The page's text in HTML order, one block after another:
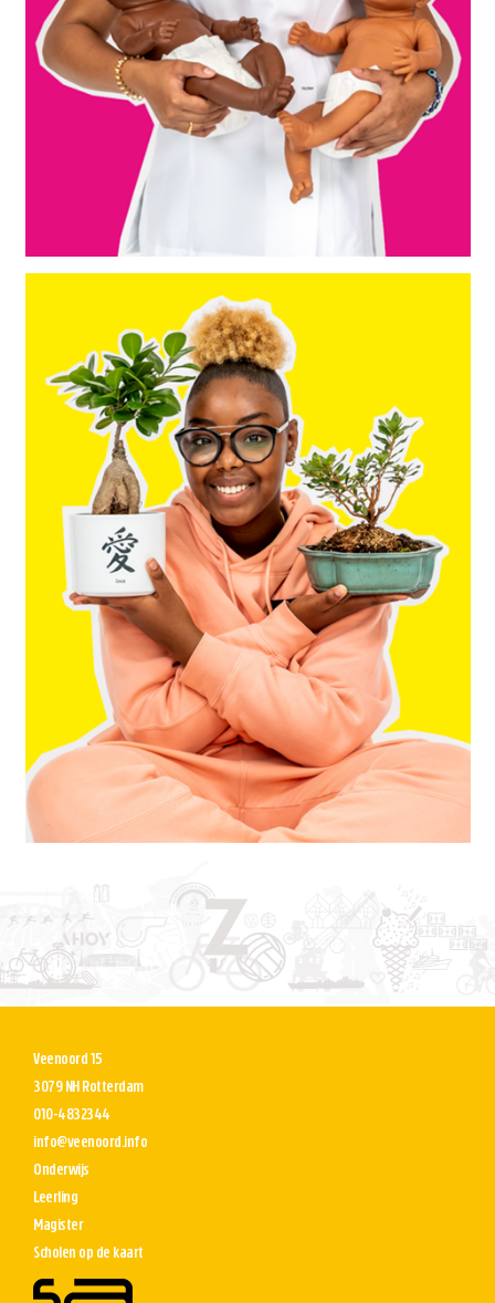
Veenoord 15
3079 NH Rotterdam
010-4832344
info@veenoord.info
Onderwijs
Leerling
Magister
Scholen op de kaart